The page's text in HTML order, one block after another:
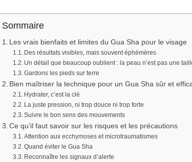
Sommaire
Les vrais bienfaits et limites du Gua Sha pour le visage
Des résultats visibles, mais souvent éphémères
Un détail que beaucoup oublient : la peau n’est pas une
Gardons les pieds sur terre
Bien maîtriser la technique pour un Gua Sha sûr et
Hydrater, c’est la clé
La juste pression, ni trop douce ni trop forte
Suivre le bon sens des mouvements
Ce qu’il faut savoir sur les risques et les précautions
Attention aux ecchymoses et microtraumatismes
Quand éviter le Gua Sha
Reconnaître les signaux d’alerte